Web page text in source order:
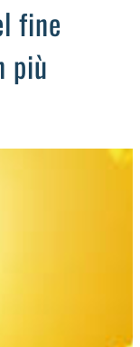
fine
più